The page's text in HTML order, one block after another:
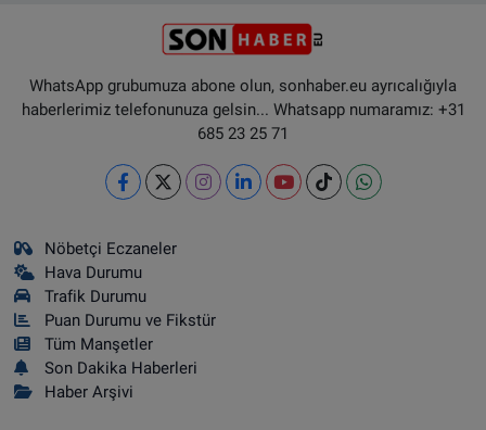
WhatsApp grubumuza abone olun, sonhaber.eu ayrıcalığıyla
haberlerimiz telefonunuza gelsin... Whatsapp numaramız: +31
685 23 25 71
Nöbetçi Eczaneler
Hava Durumu
Trafik Durumu
Puan Durumu ve Fikstür
Tüm Manşetler
Son Dakika Haberleri
Haber Arşivi